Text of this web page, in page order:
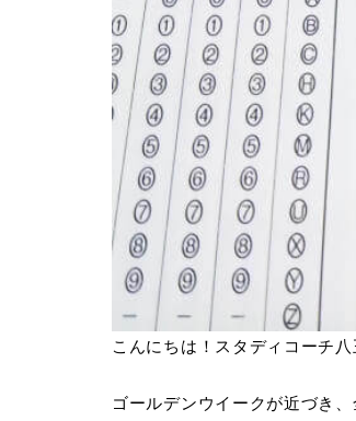
こんにちは！スタディコーチ八
ゴールデンウイークが近づき